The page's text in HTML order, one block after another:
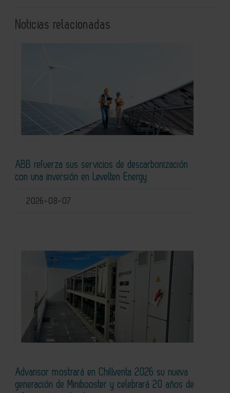
Noticias relacionadas
ABB refuerza sus servicios de descarbonización
con una inversión en Levelten Energy
2026-08-07
Advansor mostrará en Chillventa 2026 su nueva
generación de Minibooster y celebrará 20 años de